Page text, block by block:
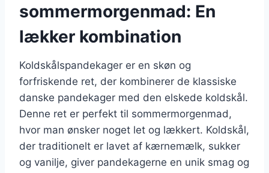
sommermorgenmad: En
lækker kombination
Koldskålspandekager er en skøn og
forfriskende ret, der kombinerer de klassiske
danske pandekager med den elskede koldskål.
Denne ret er perfekt til sommermorgenmad,
hvor man ønsker noget let og lækkert. Koldskål,
der traditionelt er lavet af kærnemælk, sukker
og vanilje, giver pandekagerne en unik smag og